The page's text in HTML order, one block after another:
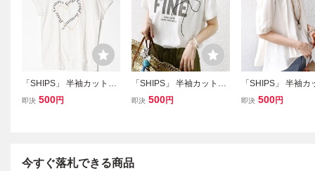
「SHIPS」 半袖カットソ
ー ONE SIZE ホワイト レ
即決 500円
「SHIPS」 半袖カットソ
ー ONE SIZE ホワイト レ
即決 500円
「SHIPS」 半袖カ
ー ONE SIZE オフ
即決 500円
今すぐ落札できる商品